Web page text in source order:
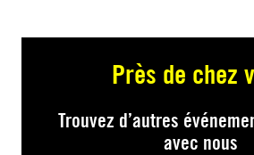
Près de chez
Trouvez d’autres
avec nous